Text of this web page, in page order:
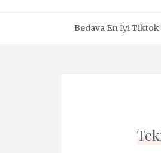
Bedava En İyi